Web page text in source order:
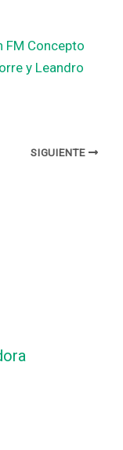
Concepto
y Leandro
SIGUIENTE